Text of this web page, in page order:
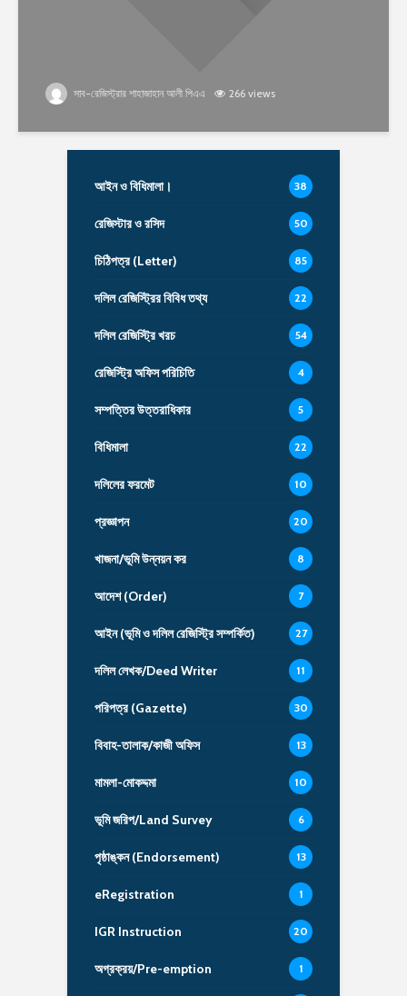
সাব-রেজিস্ট্রার শাহাজাহান আলী পিএএ 266 views
আইন ও বিধিমালা। 38
রেজিস্টার ও রসিদ 50
চিঠিপত্র (Letter) 85
দলিল রেজিস্ট্রির বিবিধ তথ্য 22
দলিল রেজিস্ট্রি খরচ 54
রেজিস্ট্রি অফিস পরিচিতি 4
সম্পত্তির উত্তরাধিকার 5
বিধিমালা 22
দলিলের ফরমেট 10
প্রজ্ঞাপন 20
খাজনা/ভূমি উন্নয়ন কর 8
আদেশ (Order) 7
আইন (ভূমি ও দলিল রেজিস্ট্রি সম্পর্কিত) 27
দলিল লেখক/Deed Writer 11
পরিপত্র (Gazette) 30
বিবাহ-তালাক/কাজী অফিস 13
মামলা-মোকদ্দমা 10
ভূমি জরিপ/Land Survey 6
পৃষ্ঠাঙ্কন (Endorsement) 13
eRegistration 1
IGR Instruction 20
অগ্রক্রয়/Pre-emption 1